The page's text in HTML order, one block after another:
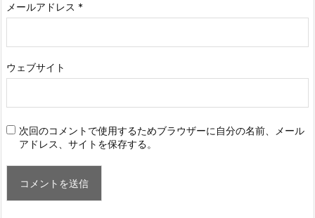
メールアドレス *
ウェブサイト
次回のコメントで使用するためブラウザーに自分の名前、メール
アドレス、サイトを保存する。